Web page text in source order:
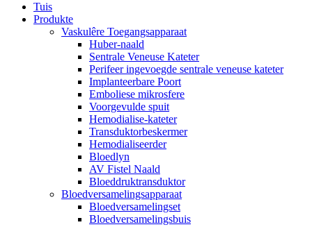
Tuis
Produkte
Vaskulêre Toegangsapparaat
Huber-naald
Sentrale Veneuse Kateter
Perifeer ingevoegde sentrale veneuse kateter
Implanteerbare Poort
Emboliese mikrosfere
Voorgevulde spuit
Hemodialise-kateter
Transduktorbeskermer
Hemodialiseerder
Bloedlyn
AV Fistel Naald
Bloeddruktransduktor
Bloedversamelingsapparaat
Bloedversamelingset
Bloedversamelingsbuis